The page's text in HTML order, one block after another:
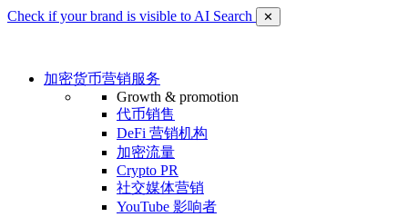
Check if your brand is visible to AI Search ✕
加密货币营销服务
Growth & promotion
代币销售
DeFi 营销机构
加密流量
Crypto PR
社交媒体营销
YouTube 影响者